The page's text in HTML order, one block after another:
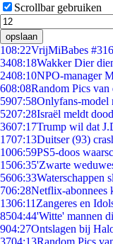
Scrollbar gebruiken
opslaan
108:22VrijMiBabes
3408:18Wakker Dier
2408:10NPO-manager
608:08Random Pics
5907:58Onlyfans-model
5207:28Israël meldt
3607:17Trump wil dat
1707:13Duitser (93)
1006:59PS5-doos
1506:35'Zwarte
5606:33Waterschappen
706:28Netflix-abonnees
1306:11 Zangeres en
8504:44'Witte' mannen
904:27Ontslagen bij
3704:13Random Pics